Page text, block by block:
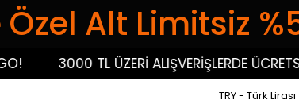
Alt Limitsiz
3000 TL ÜZERİ ALIŞVERİŞLERDE ÜCRETSİZ
TRY - Türk Lirası